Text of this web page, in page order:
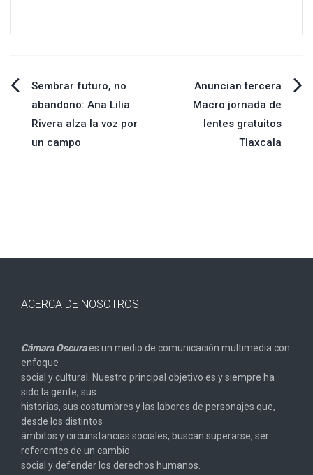
Navegación
de
entradas
Sembrar futuro, no
abandono: Ana Lilia
Rivera alza la voz por
un campo
Anuncian tercera
Macro jornada de
lentes gratuitos
Tlaxcala
ACERCA DE NOSOTROS
Cámara Oscuraes un medio de comunicación multimedia con
enfoque
social y cultural. Nuestro principal objetivo es y siempre ha
sido la gente, sus
historias, sus costumbres y las labores de personajes que,
desde los distintos
ámbitos y circunstancias sociales, buscan superarse, ser
referentes de un cambio
social y defender los derechos humanos.